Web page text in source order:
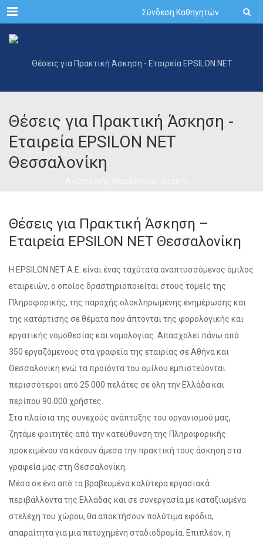
Menu Σύνδεση Καθηγητών
Θέσεις για Πρακτική Άσκηση -
Εταιρεία EPSILON NET
Θεσσαλονίκη
Θέσεις για Πρακτική Άσκηση –
Εταιρεία EPSILON NET Θεσσαλονίκη
Η EPSILON NET A.E. είναι ένας ταχύτατα αναπτυσσόμενος όμιλος
εταιρειών, ο οποίος δραστηριοποιείται στους τομείς της
Πληροφορικής, της παροχής ολοκληρωμένης ενημέρωσης και
της κατάρτισης σε θέματα που άπτονται της φορολογικής και
εργατικής νομοθεσίας και νομολογίας. Απασχολεί πάνω από
350 εργαζόμενους στα γραφεία της εταιρίας σε Αθήνα και
Θεσσαλονίκη ενώ τα προϊόντα του ομίλου εμπιστεύονται
περισσότεροι από 25.000 πελάτες σε όλη την Ελλάδα και
περίπου 90.000 χρήστες.
Στα πλαίσια της συνεχούς ανάπτυξης του οργανισμού μας,
ζητάμε φοιτητές από την κατεύθυνση της Πληροφορικής
προκειμένου να κάνουν άμεσα την πρακτική τους άσκηση στα
γραφεία μας στη Θεσσαλονίκη.
Μέσα σε ένα από τα βραβευμένα καλύτερα εργασιακά
περιβάλλοντα της Ελλάδας και σε συνεργασία με καταξιωμένα
στελέχη του χώρου, θα αποκτήσουν πολύτιμα εφόδια,
απαραίτητα για μια πετυχημένη σταδιοδρομία. Επιπλέον, η